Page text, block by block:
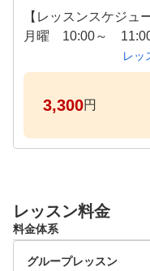
【レッスンスケジュ
月曜　10:00～　
～　19:00～　20:00
火曜　10:00～　
水曜　10:00～　
～　19:00～　20:00～
木曜　18:00～　
土曜　10:00～　
－－－－－－－－－
－－－－－－－－－
レッ
3,300円
レッスン料金
料金体系
グループレッスン